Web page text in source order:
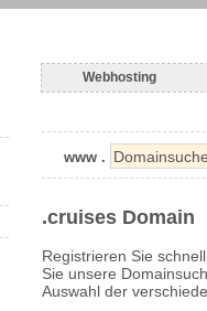
Webhosting
www .
.cruises Domain
Registrieren Sie
Sie unsere
Auswahl der